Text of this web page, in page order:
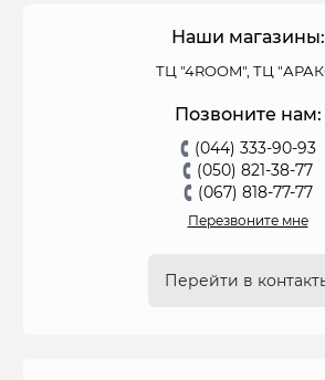
Наши магазины:
ТЦ "4ROOM", ТЦ
Позвоните нам:
(044) 333-90-93
(050) 821-38-77
(067) 818-77-77
Перезвоните мне
Перейти в